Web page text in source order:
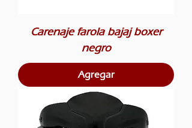
Carenaje farola bajaj boxer
negro
Agregar